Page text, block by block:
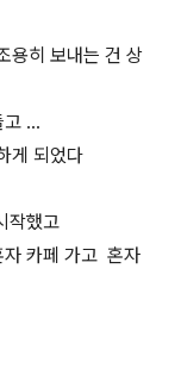
용히 보내는 건 상
고 …
게 되었다
작했고
자 카페 가고 혼자